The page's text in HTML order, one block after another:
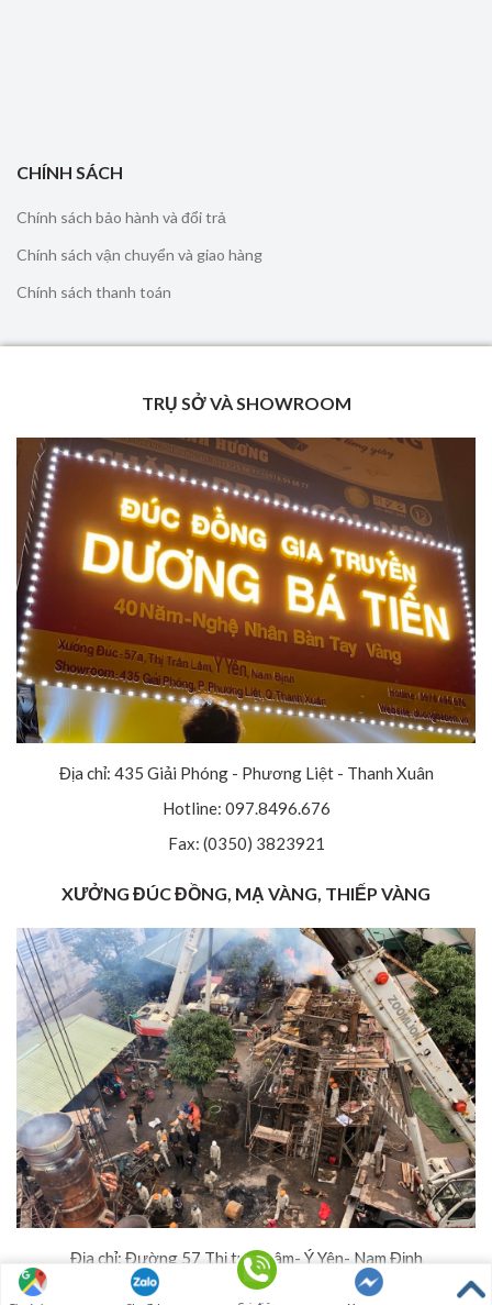
CHÍNH SÁCH
Chính sách bảo hành và đổi trả
Chính sách vận chuyển và giao hàng
Chính sách thanh toán
TRỤ SỞ VÀ SHOWROOM
Địa chỉ: 435 Giải Phóng - Phương Liệt - Thanh Xuân
Hotline: 097.8496.676
Fax: (0350) 3823921
XƯỞNG ĐÚC ĐỒNG, MẠ VÀNG, THIẾP VÀNG
Địa chỉ: Đường 57 Thị trấn Lâm- Ý Yên- Nam Định
Hotline: 097.8496.676